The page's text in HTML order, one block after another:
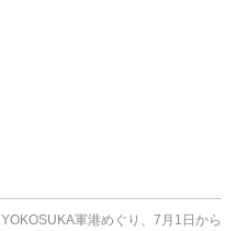
YOKOSUKA軍港めぐり、7月1日から